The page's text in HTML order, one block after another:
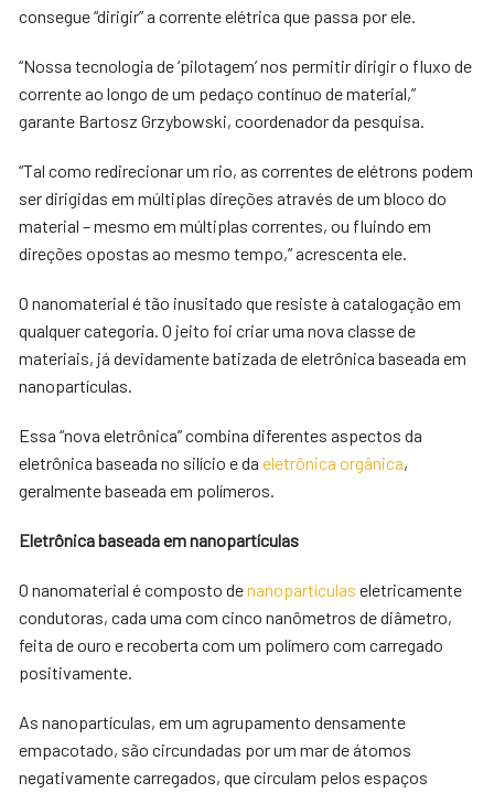
consegue “dirigir” a corrente elétrica que passa por ele.
“Nossa tecnologia de ‘pilotagem’ nos permitir dirigir o fluxo de
corrente ao longo de um pedaço contínuo de material,”
garante Bartosz Grzybowski, coordenador da pesquisa.
“Tal como redirecionar um rio, as correntes de elétrons podem
ser dirigidas em múltiplas direções através de um bloco do
material – mesmo em múltiplas correntes, ou fluindo em
direções opostas ao mesmo tempo,” acrescenta ele.
O nanomaterial é tão inusitado que resiste à catalogação em
qualquer categoria. O jeito foi criar uma nova classe de
materiais, já devidamente batizada de eletrônica baseada em
nanopartículas.
Essa “nova eletrônica” combina diferentes aspectos da
eletrônica baseada no silício e daeletrônica orgânica,
geralmente baseada em polímeros.
Eletrônica baseada em nanopartículas
O nanomaterial é composto denanopartículaseletricamente
condutoras, cada uma com cinco nanômetros de diâmetro,
feita de ouro e recoberta com um polímero com carregado
positivamente.
As nanopartículas, em um agrupamento densamente
empacotado, são circundadas por um mar de átomos
negativamente carregados, que circulam pelos espaços